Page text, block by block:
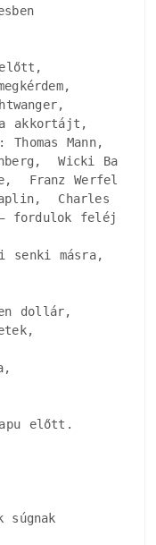
előtt,
akkortájt,
Mann,
Wicki Baum,
Franz Werfel,
Charles
fordulok feléje –,
senki másra,
dollár,
előtt.
súgnak